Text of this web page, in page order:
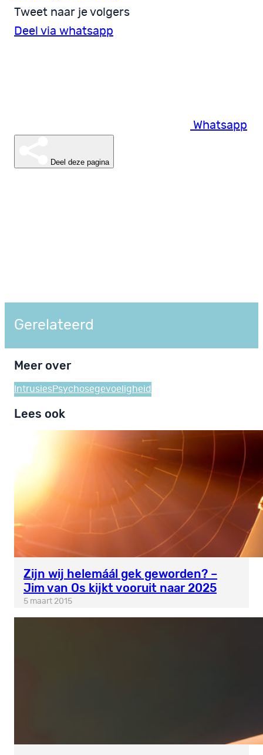
Tweet naar je volgers
Deel via whatsapp
Whatsapp
Deel deze pagina
Gerelateerd
Meer over
IntrusiesPsychosegevoeligheid
Lees ook
Zijn wij helemáál gek geworden? –
Jim van Os kijkt vooruit naar 2025
5 maart 2015